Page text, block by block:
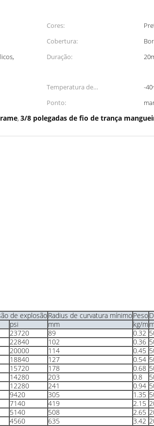
Cores:
Cobertura:
Duração:
Temperatura de
funcionamento:
-
Ponto:
, 3/8 polegadas de fio de trança
de explosãoRadius de curvatura mínimoPeso
psi mm kg/m
23720 89 0.32
22840 102 0.36
20000 114 0.45
18840 127 0.54
15720 178 0.68
14280 203 0.8
12280 241 0.94
9420 305 1.35
7140 419 2.15
5140 508 2.65
4560 635 3.42